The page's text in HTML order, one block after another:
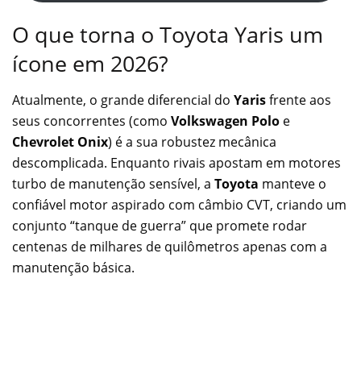
O que torna o Toyota Yaris um
ícone em 2026?
Atualmente, o grande diferencial do Yarisfrente aos
seus concorrentes (como Volkswagen Polo e
Chevrolet Onix) é a sua robustez mecânica
descomplicada. Enquanto rivais apostam em motores
turbo de manutenção sensível, a Toyota manteve o
confiável motor aspirado com câmbio CVT, criando um
conjunto “tanque de guerra” que promete rodar
centenas de milhares de quilômetros apenas com a
manutenção básica.